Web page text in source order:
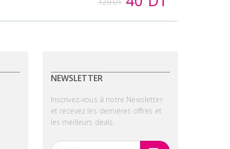
NEWSLETTER
Inscrivez-vous à notre Newsletter
et recevez les dernières offres et
les meilleurs deals.